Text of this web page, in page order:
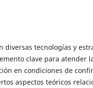
diversas tecnologías y
clave para atender
en condiciones de
aspectos teóricos